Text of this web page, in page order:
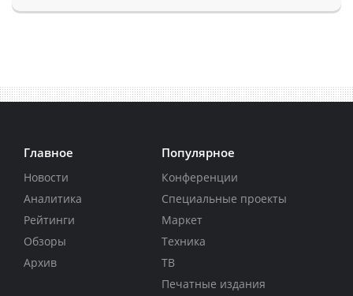
Главное
Новости
Аналитика
Рейтинги
Обзоры
Архив
Популярное
Конференции
Специальные проекты
Маркет
Техника
ТВ
Печатные издания